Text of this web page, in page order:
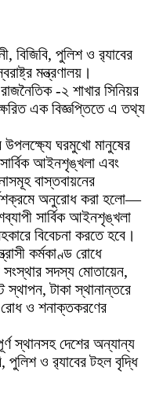
বিজিবি, পুলিশ ও র‍্যাবের
মন্ত্রণালয়।
রাজনৈতিক -২ শাখার সিনিয়র
এক বিজ্ঞপ্তিতে এ তথ্য
ঘরমুখো মানুষের
সার্বিক আইনশৃঙ্খলা এবং
বাস্তবায়নের
অনুরোধ করা হলো—
সার্বিক আইনশৃঙ্খলা
বিবেচনা করতে হবে।
কর্মকাণ্ড রোধে
সংস্থার সদস্য মোতায়েন,
স্থাপন, টাকা স্থানান্তরে
রোধ ও শনাক্তকরণের
স্থানসহ দেশের অন্যান্য
পুলিশ ও র‍্যাবের টহল বৃদ্ধি